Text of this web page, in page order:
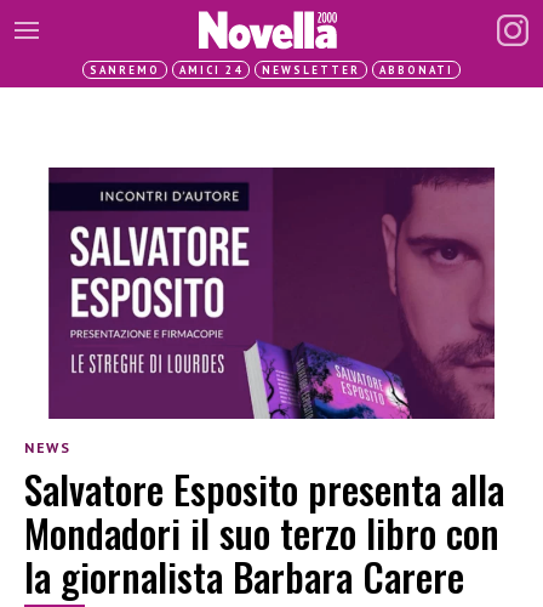
SANREMO AMICI 24 NEWSLETTER ABBONATI
NEWS
Salvatore Esposito presenta alla
Mondadori il suo terzo libro con
la giornalista Barbara Carere